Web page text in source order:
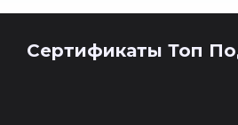
Сертификаты Топ